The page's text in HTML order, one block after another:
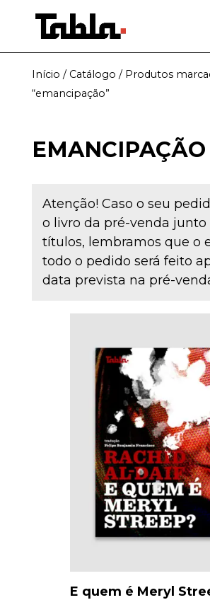
Início / Catálogo / Produtos
“emancipação”
EMANCIPAÇÃO
Atenção! Caso o seu
o livro da pré-venda junto
títulos, lembramos que o
todo o pedido será feito
data prevista na pré-
E quem é Meryl